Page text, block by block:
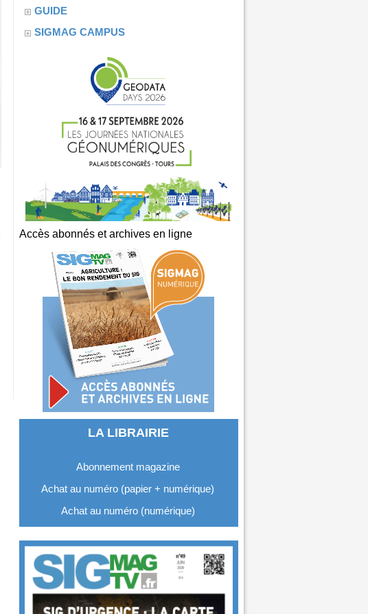
GUIDE
SIGMAG CAMPUS
Accès abonnés et archives en ligne
LA LIBRAIRIE
Abonnement magazine
Achat au numéro (papier + numérique)
Achat au numéro (numérique)